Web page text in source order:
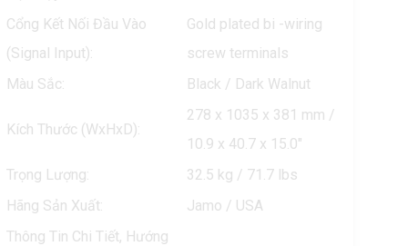
Cổng Kết Nối Đầu Vào
(Signal Input):
Gold plated bi -wiring
screw terminals
Màu Sắc:
Black / Dark Walnut
Kích Thước (WxHxD):
278 x 1035 x 381 mm /
10.9 x 40.7 x 15.0"
Trọng Lượng:
32.5 kg / 71.7 lbs
Hãng Sản Xuất:
Jamo / USA
Thông Tin Chi Tiết, Hướng